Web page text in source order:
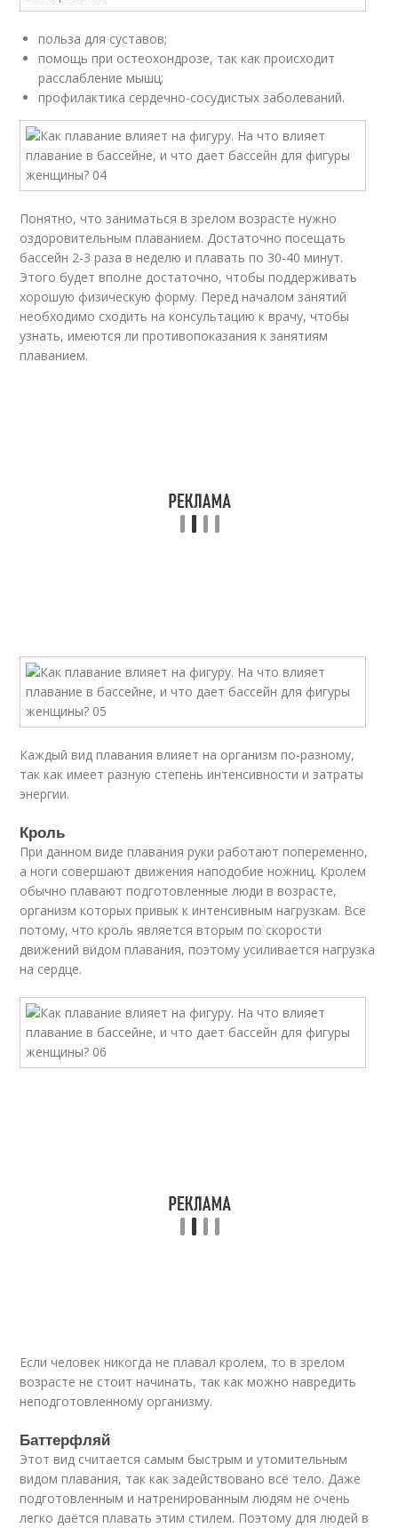
польза для суставов;
помощь при остеохондрозе, так как происходит
расслабление мышц;
профилактика сердечно-сосудистых заболеваний.
Понятно, что заниматься в зрелом возрасте нужно
оздоровительным плаванием. Достаточно посещать
бассейн 2-3 раза в неделю и плавать по 30-40 минут.
Этого будет вполне достаточно, чтобы поддерживать
хорошую физическую форму. Перед началом занятий
необходимо сходить на консультацию к врачу, чтобы
узнать, имеются ли противопоказания к занятиям
плаванием.
Каждый вид плавания влияет на организм по-разному,
так как имеет разную степень интенсивности и затраты
энергии.
Кроль
При данном виде плавания руки работают попеременно,
а ноги совершают движения наподобие ножниц. Кролем
обычно плавают подготовленные люди в возрасте,
организм которых привык к интенсивным нагрузкам. Всё
потому, что кроль является вторым по скорости
движений видом плавания, поэтому усиливается нагрузка
на сердце.
Если человек никогда не плавал кролем, то в зрелом
возрасте не стоит начинать, так как можно навредить
неподготовленному организму.
Баттерфляй
Этот вид считается самым быстрым и утомительным
видом плавания, так как задействовано всё тело. Даже
подготовленным и натренированным людям не очень
легко даётся плавать этим стилем. Поэтому для людей в